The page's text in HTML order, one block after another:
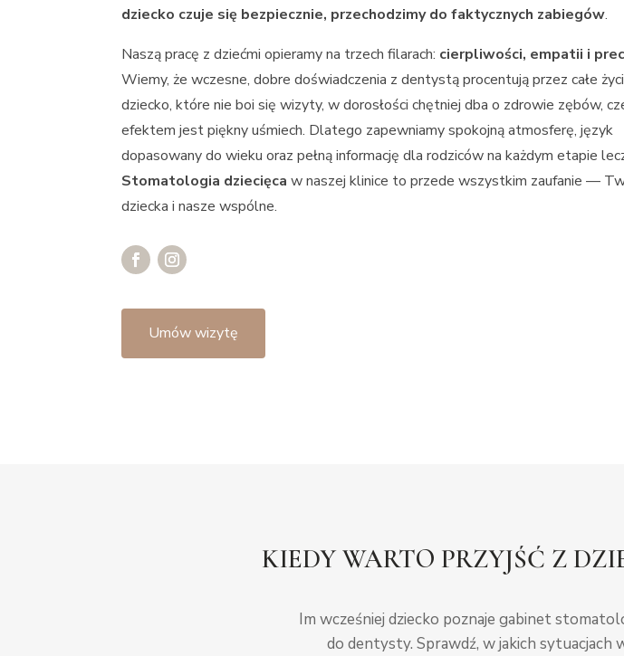
dziecko czuje się bezpiecznie, przechodzimy do faktycznych zabiegów.
Naszą pracę z dziećmi opieramy na trzech filarach: cierpliwości, empatii i
Wiemy, że wczesne, dobre doświadczenia z dentystą procentują przez całe
dziecko, które nie boi się wizyty, w dorosłości chętniej dba o zdrowie zębów,
efektem jest piękny uśmiech. Dlatego zapewniamy spokojną atmosferę, język
dopasowany do wieku oraz pełną informację dla rodziców na każdym etapie
Stomatologia dziecięca w naszej klinice to przede wszystkim zaufanie —
dziecka i nasze wspólne.
Umów wizytę
KIEDY WARTO PRZYJŚĆ Z
Im wcześniej dziecko poznaje gabinet
do dentysty. Sprawdź, w jakich